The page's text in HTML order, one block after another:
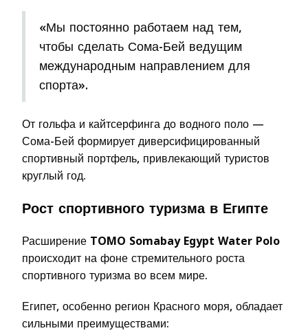
«Мы постоянно работаем над тем,
чтобы сделать Сома-Бей ведущим
международным направлением для
спорта».
От гольфа и кайтсерфинга до водного поло —
Сома-Бей формирует диверсифицированный
спортивный портфель, привлекающий туристов
круглый год.
Рост спортивного туризма в Египте
РасширениеTOMO Somabay Egypt Water Polo
происходит на фоне стремительного роста
спортивного туризма во всем мире.
Египет, особенно регион Красного моря, обладает
сильными преимуществами: